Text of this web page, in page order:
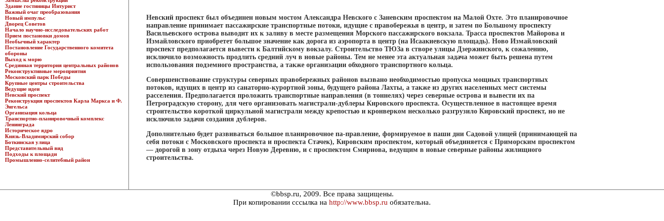
Здание гостиницы Интурист
Важный очаг преобразования
Новый импульс
Дворец Советов
Начало научно-исследовательских работ
Прием постановки домов
Необычный характер
Постановление Государственного комитета
обороны
Выход к морю
Срединная территория центральных районов
Реконструктивные мероприятия
Московский парк Победы
Крупные центры строительства
Ведущие идеи
Невский проспект
Реконструкция проспектов Карла Маркса и Ф.
Энгельса
Организация кольца
Транспортно-планировочный комплекс
Ленинграда
Историческое ядро
Князь-Владимирский собор
Боткинская улица
Представительный вид
Подходы к площади
Промышленно-селитебный район
Невский проспект был объединен новым мостом Александра Невского с Заневским проспектом на Малой Охте. Это планировочное
направление принимает пассажирские транспортные потоки, идущие с правобережья в центр, и затем по Большому проспекту
Васильевского острова выводит их к заливу в месте размещения Морского пассажирского вокзала. Трасса проспектов Майорова и
Измайловского приобретет большое значение как дорога из аэропорта в центр (на Исаакиевскую площадь). Ново Измайловский
проспект предполагается вывести к Балтийскому вокзалу. Строительство ТЮЗа в створе улицы Дзержинского, к сожалению,
исключило возможность продлить средний луч в новые районы. Тем не менее эта актуальная задача может быть решена путем
использования подземного пространства, а также организации обходного транспортного кольца.
Совершенствование структуры северных правобережных районов вызвано необходимостью пропуска мощных транспортных
потоков, идущих в центр из санаторно-курортной зоны, будущего района Лахты, а также из других населенных мест системы
расселения. Предполагается проложить транспортные направления (в тоннелях) через северные острова и вывести их па
Петроградскую сторону, для чего организовать магистрали-дублеры Кировского проспекта. Осуществленное в настоящее время
строительство короткой циркульной магистрали между крепостью и кронверком несколько разгрузило Кировский проспект, но не
исключило задачи создания дублеров.
Дополнительно будет развиваться большое планировочное па-правление, формируемое в паши дни Садовой улицей (принимающей па
себя потоки с Московского проспекта и проспекта Стачек), Кировским проспектом, который объединяется с Приморским проспектом
— дорогой в зону отдыха через Новую Деревню, и с проспектом Смирнова, ведущим в новые северные районы жилищного
строительства.
©bbsp.ru, 2009. Все права защищены.
При копировании сссылка на http://www.bbsp.ru обязательна.